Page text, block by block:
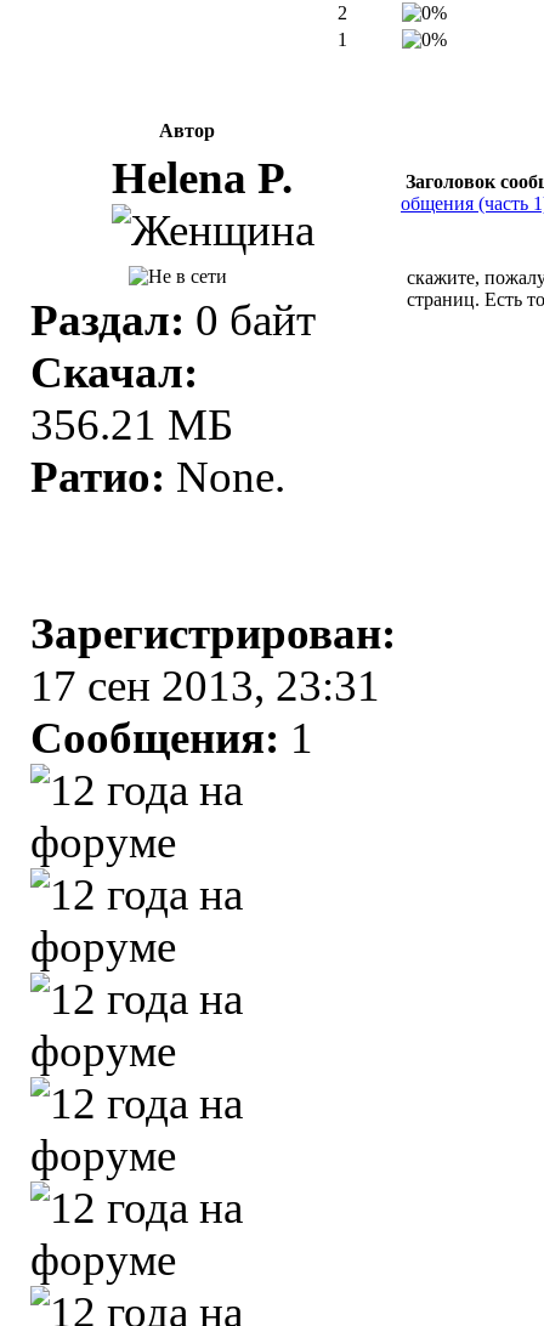
2
1
Автор
Helena P.
Заголовок
общения (часть
Раздал: 0 байт
Скачал:
356.21 МБ
Ратио: None.
Зарегистрирован:
17 сен 2013, 23:31
Сообщения: 1
скажите,
страниц. Есть